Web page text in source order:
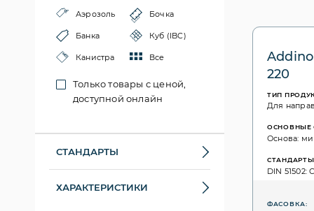
Аэрозоль Бочка
Банка Куб (IBC)
Канистра Все
Только товары с ценой,
доступной онлайн
СТАНДАРТЫ
ХАРАКТЕРИСТИКИ
220
ТИП
Для
ОСНОВНЫЕ
Основа:
СТАНДАРТЫ
DIN 51502:
ФАСОВКА: